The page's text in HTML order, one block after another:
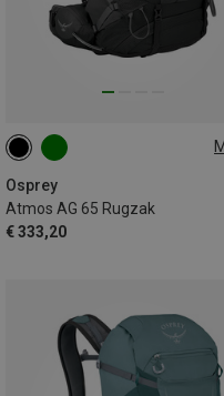
Osprey
Atmos AG 65 Rugzak
€ 333,20
65L | S-M